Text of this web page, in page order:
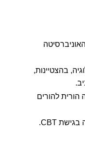
בהצטיינות,
הדרכה הורית להורים